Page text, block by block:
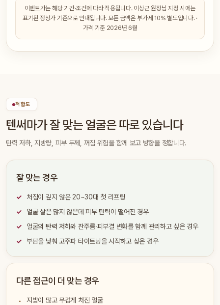
이벤트가는 해당 기간·조건에 따라 적용됩니다. 이상근 원장님 지정 시에는
표기된 정상가 기준으로 안내됩니다. 모든 금액은 부가세 10% 별도입니다. ·
가격 기준 2026년 6월
적합도
텐써마가 잘 맞는 얼굴은 따로 있습니다
탄력 저하, 지방량, 피부 두께, 꺼짐 위험을 함께 보고 방향을 정합니다.
잘 맞는 경우
처짐이 깊지 않은 20~30대 첫 리프팅
얼굴 살은 많지 않은데 피부 탄력이 떨어진 경우
얼굴의 탄력 저하와 잔주름·피부결 변화를 함께 관리하고 싶은 경우
부담을 낮춰 고주파 타이트닝을 시작하고 싶은 경우
다른 접근이 더 맞는 경우
지방이 많고 무겁게 처진 얼굴